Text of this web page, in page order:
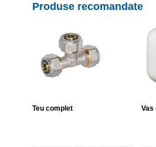
Produse recomandate
Teu complet Vas